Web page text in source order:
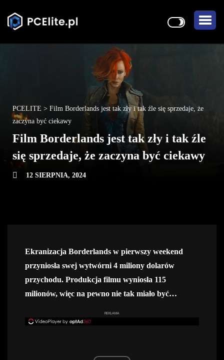
PCELITE > Film Borderlands jest tak zły i tak źle się sprzedaje, że
zaczyna być ciekawy
Film Borderlands jest tak zły i tak źle
się sprzedaje, że zaczyna być ciekawy
12 SIERPNIA, 2024
Ekranizacja Borderlands w pierwszy weekend
przyniosła swej wytwórni 4 miliony dolarów
przychodu. Produkcja filmu wyniosła 115
milionów, więc na pewno nie tak miało być…
REKLAMA